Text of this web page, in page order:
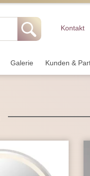
Kontakt
Galerie Kunden &